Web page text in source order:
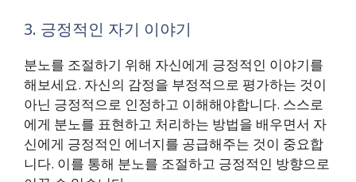
3. 긍정적인 자기 이야기
분노를 조절하기 위해 자신에게 긍정적인 이야기를
해보세요. 자신의 감정을 부정적으로 평가하는 것이
아닌 긍정적으로 인정하고 이해해야합니다. 스스로
에게 분노를 표현하고 처리하는 방법을 배우면서 자
신에게 긍정적인 에너지를 공급해주는 것이 중요합
니다. 이를 통해 분노를 조절하고 긍정적인 방향으로